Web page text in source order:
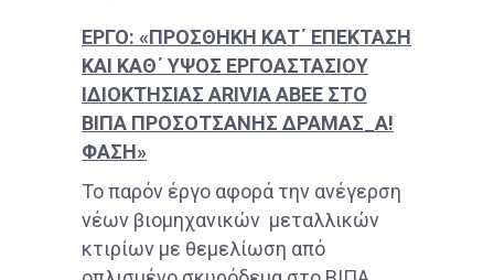
ΕΡΓΟ: «ΠΡΟΣΘΗΚΗ ΚΑΤ΄ ΕΠΕΚΤΑΣΗ
ΚΑΙ ΚΑΘ΄ ΥΨΟΣ ΕΡΓΟΑΣΤΑΣΙΟΥ
ΙΔΙΟΚΤΗΣΙΑΣ ARIVIAABEE ΣΤΟ
ΒΙΠΑ ΠΡΟΣΟΤΣΑΝΗΣ ΔΡΑΜΑΣ_Α!
ΦΑΣΗ»
Το παρόν έργο αφορά την ανέγερση
νέων βιομηχανικών μεταλλικών
κτιρίων με θεμελίωση από